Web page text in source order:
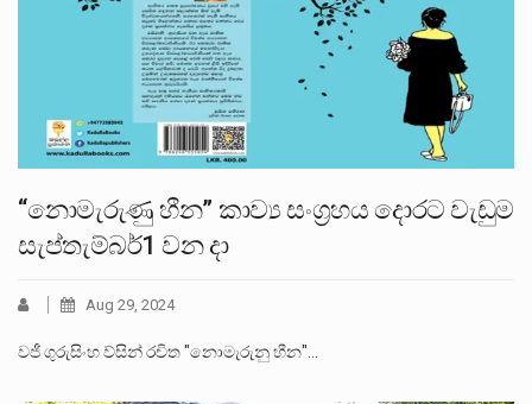
“නොමැරුණු හීන” කාව්‍ය සංග්‍රහය දොරට වැඩුම
සැප්තැම්බර්1 වන දා
Aug 29, 2024
වජී ගුරුසිංහ ව්සින් රචිත "නොමැරුනු හීන"…